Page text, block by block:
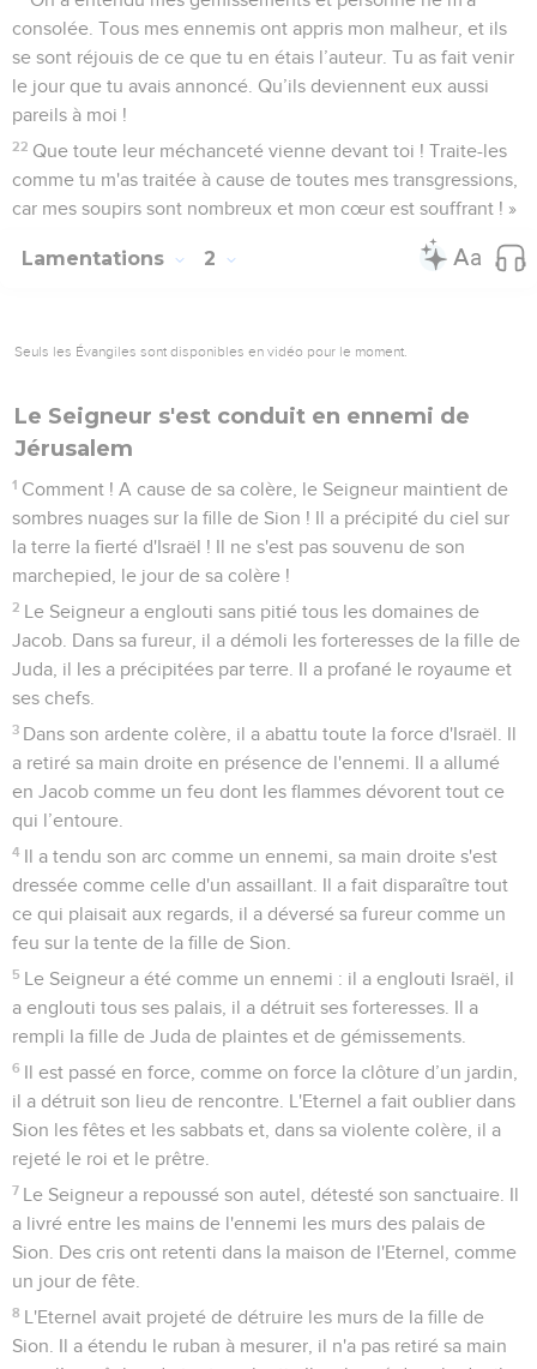
Il me fait habiter dans les ténèbres, comme ceux qui sont
morts depuis longtemps.
7 Il m'a emmuré pour que je ne puisse pas sortir, il a alourdi
mes chaînes.
8 J'ai beau crier et implorer du secours, il tient ma prière
enfermée.
Il a barré mon chemin avec des pierres de taille, il a dévié
un homme dévasté.
Il a tendu son arc et m'a dressé comme cible pour ses
Il a fait pénétrer dans les profondeurs de mon être les
flèches de son carquois.
Je suis pour tout mon peuple un objet de moquerie, à
longueur de journée je suis l'objet de leurs chansons.
Il m'a rassasié d’herbes amères, il m'a enivré d'absinthe.
16 Il a cassé mes dents avec des cailloux, il m'a piétiné dans
la cendre.
17 Tu m'as enlevé la paix, j’ai oublié ce qu’est le bonheur.
18
Alors j'ai dit : « Je n’ai plus d’avenir, je n'ai plus
d'espérance en l'Eternel ! »
19
l'absinthe et du poison !
20
Voici ce que je veux méditer pour garder espoir :
22
les bontés de l'Eternel ne sont pas épuisées, ses
compassions ne prennent pas fin ;
23 elles se renouvellent chaque matin. Que ta fidélité est
grande !
24 Je le déclare, l'Eternel est mon bien, c'est pourquoi je
veux m’attendre à lui.
25 L'Eternel a de la bonté pour celui qui compte sur lui, pour
celui qui le recherche.
26 Il est bon d'attendre en silence le secours de l'Eternel.
27
contraintes dans sa jeunesse.
28
Qu’il se tienne solitaire et silencieux, lorsque l'Eternel le